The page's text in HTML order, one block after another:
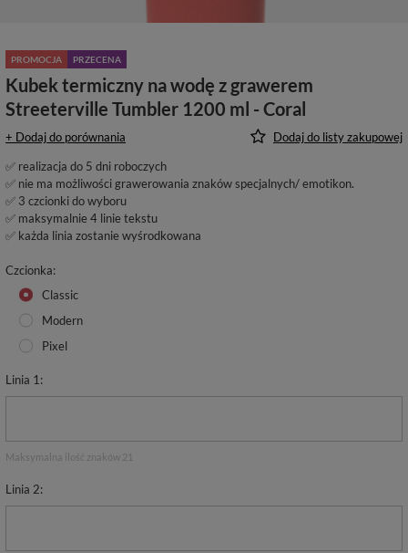
PROMOCJA PRZECENA
Kubek termiczny na wodę z grawerem
Streeterville Tumbler 1200 ml - Coral
+ Dodaj do porównania
Dodaj do listy zakupowej
✅ realizacja do 5 dni roboczych
✅ nie ma możliwości grawerowania znaków specjalnych/ emotikon.
✅ 3 czcionki do wyboru
✅ maksymalnie 4 linie tekstu
✅ każda linia zostanie wyśrodkowana
Czcionka
Classic
Modern
Pixel
Linia 1
Maksymalna ilość znaków 21
Linia 2